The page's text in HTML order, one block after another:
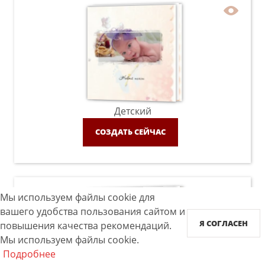
Детский
СОЗДАТЬ СЕЙЧАС
Мы используем файлы cookie для
вашего удобства пользования сайтом и
повышения качества рекомендаций.
Мы используем файлы cookie.
Подробнее
Я СОГЛАСЕН